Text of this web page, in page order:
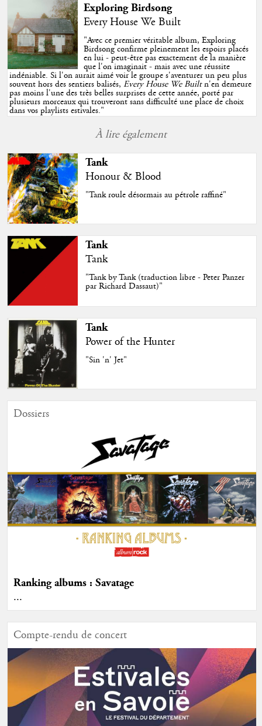
Exploring Birdsong
Every House We Built
"Avec ce premier véritable album, Exploring
Birdsong confirme pleinement les espoirs placés
en lui - peut-être pas exactement de la manière
que l'on imaginait - mais avec une réussite
indéniable. Si l'on aurait aimé voir le groupe s'aventurer un peu plus
souvent hors des sentiers balisés,Every House We Builtn'en demeure
pas moins l'une des très belles surprises de cette année, porté par
plusieurs morceaux qui trouveront sans difficulté une place de choix
dans vos playlists estivales."
À lire également
Tank
Honour & Blood
"Tank roule désormais au pétrole raffiné"
Tank
Tank
"Tank by Tank (traduction libre - Peter Panzer
par Richard Dassaut)"
Tank
Power of the Hunter
"Sin 'n' Jet"
Dossiers
Ranking albums : Savatage
...
Compte-rendu de concert